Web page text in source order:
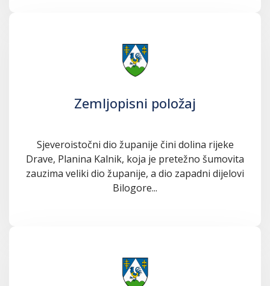
Zemljopisni položaj
Sjeveroistočni dio županije čini dolina rijeke
Drave, Planina Kalnik, koja je pretežno šumovita
zauzima veliki dio županije, a dio zapadni dijelovi
Bilogore...